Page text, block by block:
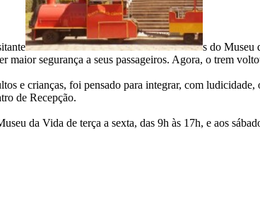
s do Museu
maior segurança a seus passageiros. Agora, o trem
e crianças, foi pensado para integrar, com
de Recepção.
da Vida de terça a sexta, das 9h às 17h, e aos